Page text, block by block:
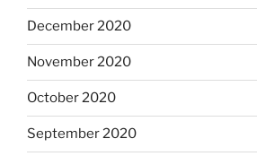
December 2020
November 2020
October 2020
September 2020